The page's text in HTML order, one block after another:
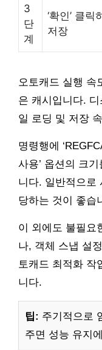
3
단
계
‘확인’ 클릭
저장
오토캐드 실행 속
은 캐시입니다.
일 로딩 및 저장
명령행에
사용’ 옵션의 크
니다. 일반적으로
당하는 것이 좋습
이 외에도 불필요
나, 객체 스냅 설
토캐드 최적화 작
니다.
팁: 주기적으로
주면 성능 유지